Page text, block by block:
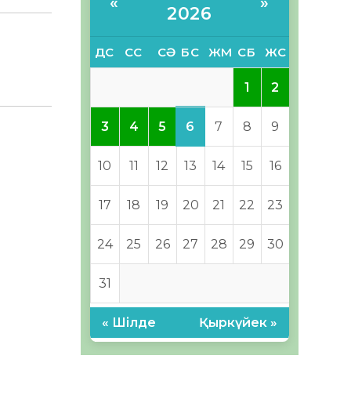
2026
ДС СС СӘ БС ЖМ СБ ЖС
1 2
3 4 5 6 7 8 9
10 11 12 13 14 15 16
17 18 19 20 21 22 23
24 25 26 27 28 29 30
31
« Шілде Қыркүйек »